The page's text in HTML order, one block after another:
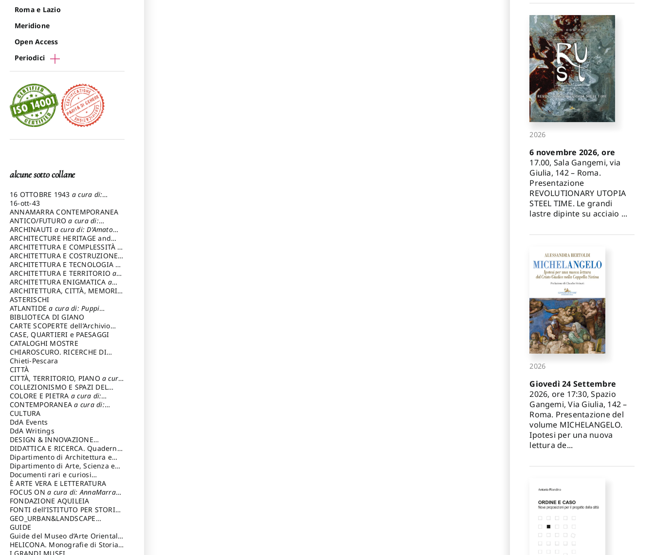
Roma e Lazio
Meridione
Open Access
Periodici
alcune sotto collane
16 OTTOBRE 1943 a cura di:
Pezzetti Marcello
16-ott-43
ANNAMARRA CONTEMPORANEA
ANTICO/FUTUROa cura di:
Varagnoli Claudio
ARCHINAUTI a cura di: D'Amato
Claudio
ARCHITECTURE HERITAGE and
DESIGN
ARCHITETTURA E COMPLESSITÀ a
cura di: Piva Antonio
ARCHITETTURA E COSTRUZIONEa
cura di: Poretti Sergio
ARCHITETTURA E TECNOLOGIA a
cura di: Carrara Gianfranco
ARCHITETTURA E TERRITORIOa
cura di: Pietrogrande Enrico
ARCHITETTURA ENIGMATICA a
cura di: Lenci Ruggero
ARCHITETTURA, CITTÀ, MEMORIA
a cura di: Valeriani Enrico
ASTERISCHI
ATLANTIDEa cura di: Puppi
Lionello
BIBLIOTECA DI GIANO
CARTE SCOPERTE dell’Archivio
Storico Capitolino
CASE, QUARTIERI e PAESAGGI
CATALOGHI MOSTRE
CHIAROSCURO. RICERCHE DI
STORIA E STORIA DELL'ARTE
cura di: Di Carpegna Falconieri
Tommaso
Chieti-Pescara
CITTÀ
CITTÀ, TERRITORIO, PIANO a cura
di: Imbesi Giuseppe
COLLEZIONISMO E SPAZI DEL
COLLEZIONISMO a cura di:
Magnani Lauro
COLORE E PIETRA a cura di:
Selvaggi Giuseppe
CONTEMPORANEAa cura di:
Gubinelli Luna
CULTURA
DdA Events
DdA Writings
DESIGN & INNOVAZIONE
TECNOLOGICAa cura di: Vallicelli
Andrea
DIDATTICA E RICERCA. Quaderni
della Scuola
Dipartimento di Architettura e
Analisi della Città Mediterranea
Dipartimento di Arte, Scienza e
Tecnica del Costuire
Documenti rari e curiosi
dall'Archivio Segreto
È ARTE VERA E LETTERATURA
FOCUS ONa cura di: AnnaMarra
Contemporanea
FONDAZIONE AQUILEIA
FONTI dell’ISTITUTO PER STORIA
DEL RISORGIMENTO
GEO_URBAN&LANDSCAPE
PLANNING (GULP)
Trusiani Elio
GUIDE
Guide del Museo d’Arte Orientale
“Giuseppe Tucci”
HELICONA. Monografie di Storia
2026
6 novembre 2026, ore
17.00, Sala Gangemi, via
Giulia, 142 – Roma.
Presentazione
REVOLUTIONARY UTOPIA
STEEL TIME. Le grandi
lastre dipinte su acciaio ...
2026
Giovedì 24 Settembre
2026, ore 17:30, Spazio
Gangemi, Via Giulia, 142 –
Roma. Presentazione del
volume MICHELANGELO.
Ipotesi per una nuova
lettura de...